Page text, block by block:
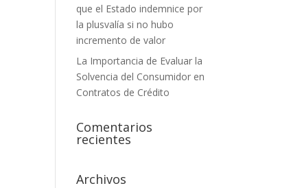
que el Estado indemnice por
la plusvalía si no hubo
incremento de valor
La Importancia de Evaluar la
Solvencia del Consumidor en
Contratos de Crédito
Comentarios
recientes
Archivos